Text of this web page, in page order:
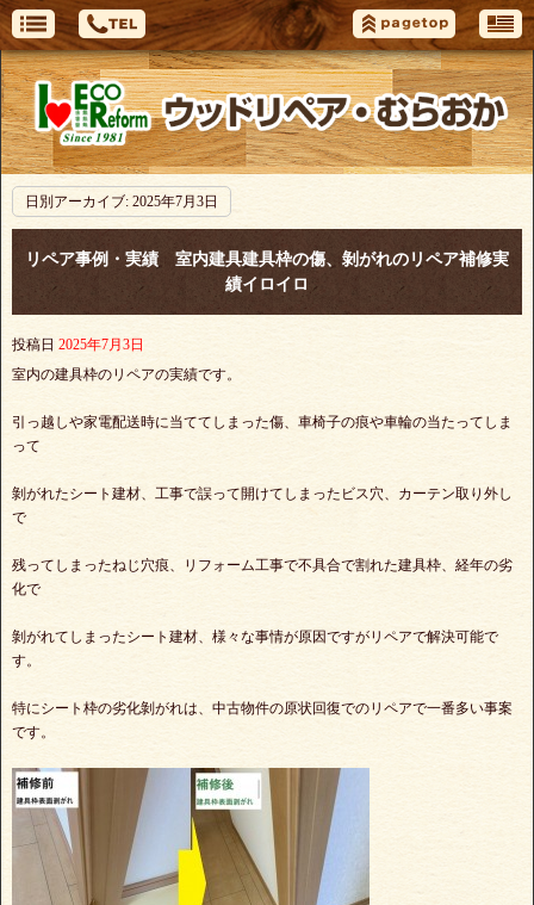
日別アーカイブ: 2025年7月3日
リペア事例・実績 室内建具建具枠の傷、剝がれのリペア補修実
績イロイロ
投稿日 2025年7月3日
室内の建具枠のリペアの実績です。
引っ越しや家電配送時に当ててしまった傷、車椅子の痕や車輪の当たってしま
って
剝がれたシート建材、工事で誤って開けてしまったビス穴、カーテン取り外し
で
残ってしまったねじ穴痕、リフォーム工事で不具合で割れた建具枠、経年の劣
化で
剝がれてしまったシート建材、様々な事情が原因ですがリペアで解決可能で
す。
特にシート枠の劣化剝がれは、中古物件の原状回復でのリペアで一番多い事案
です。